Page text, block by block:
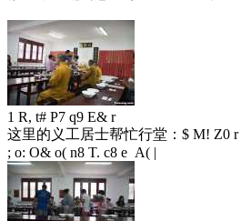
1 R, t# P7 q9 E& r
这里的义工居士帮忙行堂： $ M! Z0
; o: O& o( n8 T. c8 e A( |